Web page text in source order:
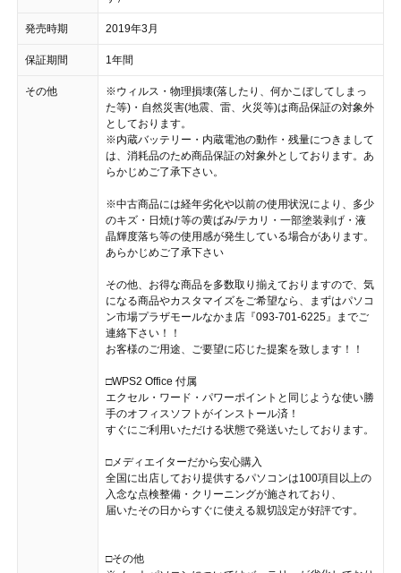
発売時期 2019年3月
保証期間 1年間
その他
※ウィルス・物理損壊(落したり、何かこぼしてしまっ
た等)・自然災害(地震、雷、火災等)は商品保証の対象外
としております。
※内蔵バッテリー・内蔵電池の動作・残量につきまして
は、消耗品のため商品保証の対象外としております。あ
らかじめご了承下さい。
※中古商品には経年劣化や以前の使用状況により、多少
のキズ・日焼け等の黄ばみ/テカリ・一部塗装剥げ・液
晶輝度落ち等の使用感が発生している場合があります。
あらかじめご了承下さい
その他、お得な商品を多数取り揃えておりますので、気
になる商品やカスタマイズをご希望なら、まずはパソコ
ン市場プラザモールなかま店『093-701-6225』までご
連絡下さい！！
お客様のご用途、ご要望に応じた提案を致します！！
□WPS2 Office 付属
エクセル・ワード・パワーポイントと同じような使い勝
手のオフィスソフトがインストール済！
すぐにご利用いただける状態で発送いたしております。
□メディエイターだから安心購入
全国に出店しており提供するパソコンは100項目以上の
入念な点検整備・クリーニングが施されており、
届いたその日からすぐに使える親切設定が好評です。
□その他